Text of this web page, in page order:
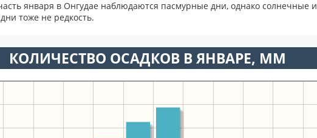
января в Онгудае наблюдаются пасмурные дни, однако солнечные и
тоже не редкость.
КОЛИЧЕСТВО ОСАДКОВ В ЯНВАРЕ, ММ